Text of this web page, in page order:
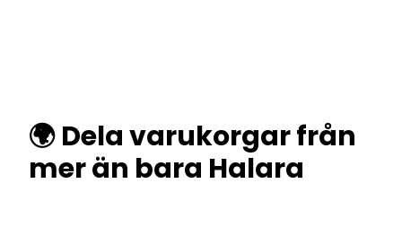
🌍 Dela varukorgar från
mer än bara Halara